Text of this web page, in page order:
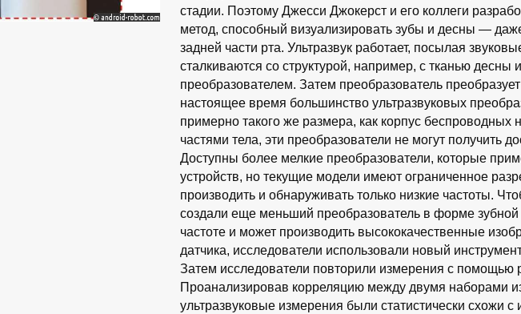
стадии. Поэтому Джесси Джокерст и его коллеги
метод, способный визуализировать зубы и десны —
задней части рта. Ультразвук работает, посылая
сталкиваются со структурой, например, с тканью десны
преобразователем. Затем преобразователь
настоящее время большинство ультразвуковых
примерно такого же размера, как корпус
частями тела, эти преобразователи не могут получить
Доступны более мелкие преобразователи, которые
устройств, но текущие модели имеют ограниченное
производить и обнаруживать только низкие частоты.
создали еще меньший преобразователь в форме
частоте и может производить высококачественные
датчика, исследователи использовали новый
Затем исследователи повторили измерения с помощью
Проанализировав корреляцию между двумя наборами
ультразвуковые измерения были статистически схожи